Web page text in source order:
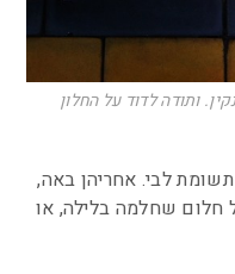
ותודה לדוד על החלון
לבי. אחריהן באה,
חלום שחלמה בלילה, או